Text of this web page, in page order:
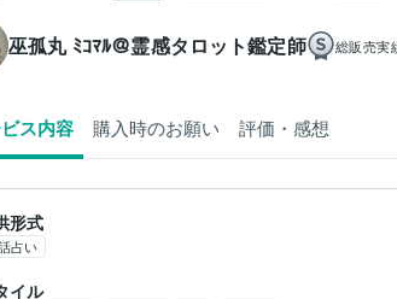
巫孤丸 ﾐｺﾏﾙ＠霊感タロット鑑定師 総販売実
ス内容 購入時のお願い 評価・感想
形式
占い
イル